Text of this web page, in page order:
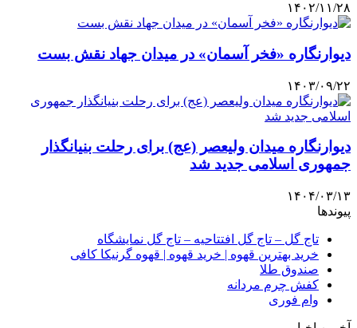
۱۴۰۲/۱۱/۲۸
دیوارنگاره «فخر آسمان» در میدان جهاد نقش بست
۱۴۰۳/۰۹/۲۲
دیوارنگاره میدان ولیعصر (عج) برای رحلت بنیانگذار
جمهوری اسلامی جدید شد
۱۴۰۴/۰۳/۱۳
پیوندها
تاج گل – تاج گل افتتاحیه – تاج گل نمایشگاه
خرید بهترین قهوه | خرید قهوه | قهوه گرنیکا کافی
صندوق طلا
کفش چرم مردانه
وام فوری